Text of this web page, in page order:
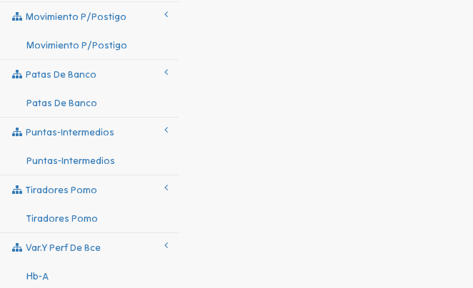
Movimiento P/postigo
Movimiento P/postigo
Patas De Banco
Patas De Banco
Puntas-Intermedios
Puntas-Intermedios
Tiradores Pomo
Tiradores Pomo
Var.y Perf De Bce
Hb-A